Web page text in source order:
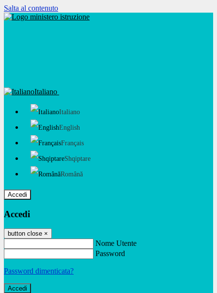
Salta al contenuto
Italiano
Italiano
English
Français
Shqiptare
Română
Accedi
Accedi
button close ×
Nome Utente
Password
Password dimenticata?